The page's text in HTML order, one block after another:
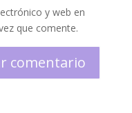
y web en
que comente.